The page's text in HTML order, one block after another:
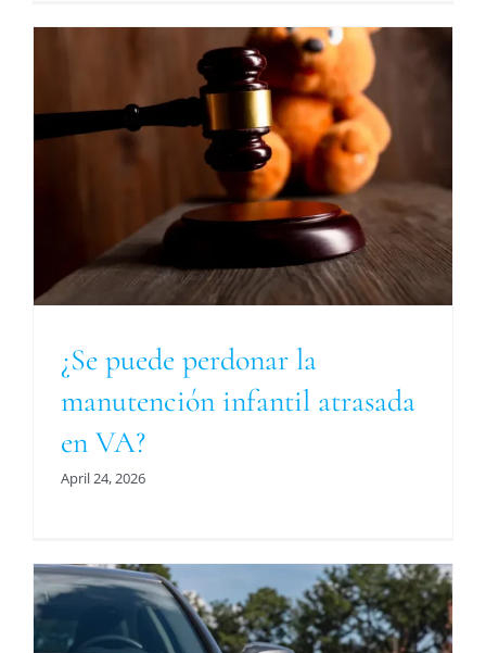
¿Se puede perdonar la
manutención infantil atrasada
en VA?
April 24, 2026